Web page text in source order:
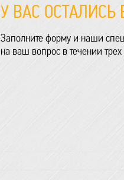
У ВАС ОСТАЛИСЬ
Заполните форму и наши
на ваш вопрос в течении